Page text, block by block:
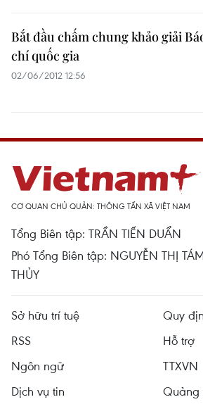
Bắt đầu chấm chung khảo giải
chí quốc gia
02/06/2012 12:56
CƠ QUAN CHỦ QUẢN: THÔNG TẤN XÃ VIỆT NAM
Tổng Biên tập: TRẦN TIẾN DUẨN
Phó Tổng Biên tập: NGUYỄN THỊ
THỦY
Sở hữu trí tuệ
Quy
RSS
Hỗ trợ
Ngôn ngữ
TTXVN
Dịch vụ tin
Quảng